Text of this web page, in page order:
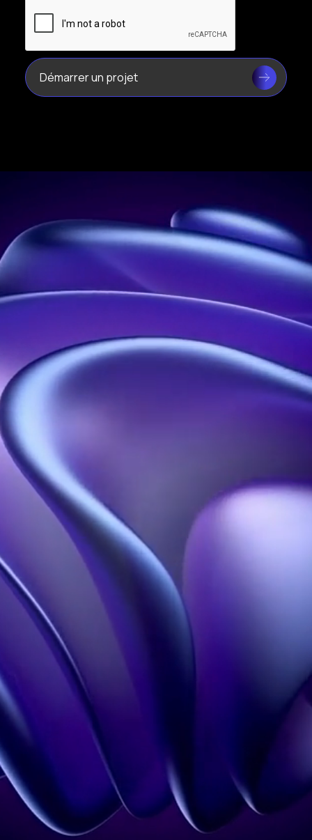
Leader de l’hologramme en France
Adresse : 21 rue Jean Rostand, 91400 Orsay, France
Téléphone :
Entreprise :SIRET : 914 041 827 00017
Nous contacter
Nos Solutions
Hélices Holographiques
Pyramides
Holographiques
Projections
Holographiques
Studio Conception 3D
Portfolio
FAQ
Notre Influence
Hologramme à Paris
En savoir plus
Contact
Mentions légales
CGU
Contact
+33 1 60 92 41 65
contact@holovisio.fr
Copyright 2026 © Holovisio made by